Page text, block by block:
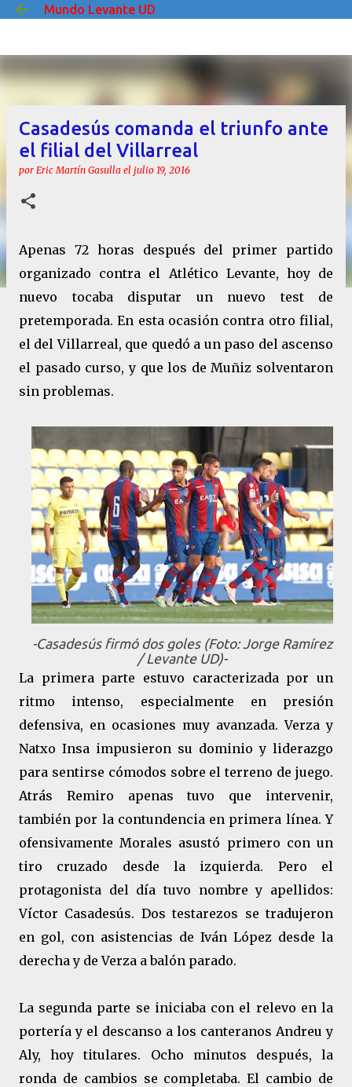
Ir al contenido principal
Mundo Levante UD
Casadesús comanda el triunfo ante
el filial del Villarreal
por Eric Martín Gasulla el julio 19, 2016
Apenas 72 horas después del primer partido
organizado contra el Atlético Levante, hoy de
nuevo tocaba disputar un nuevo test de
pretemporada. En esta ocasión contra otro filial,
el del Villarreal, que quedó a un paso del ascenso
el pasado curso, y que los de Muñiz solventaron
sin problemas.
-Casadesús firmó dos goles (Foto: Jorge Ramírez
/ Levante UD)-
La primera parte estuvo caracterizada por un
ritmo intenso, especialmente en presión
defensiva, en ocasiones muy avanzada. Verza y
Natxo Insa impusieron su dominio y liderazgo
para sentirse cómodos sobre el terreno de juego.
Atrás Remiro apenas tuvo que intervenir,
también por la contundencia en primera línea. Y
ofensivamente Morales asustó primero con un
tiro cruzado desde la izquierda. Pero el
protagonista del día tuvo nombre y apellidos:
Víctor Casadesús. Dos testarezos se tradujeron
en gol, con asistencias de Iván López desde la
derecha y de Verza a balón parado.
La segunda parte se iniciaba con el relevo en la
portería y el descanso a los canteranos Andreu y
Aly, hoy titulares. Ocho minutos después, la
ronda de cambios se completaba. El cambio de